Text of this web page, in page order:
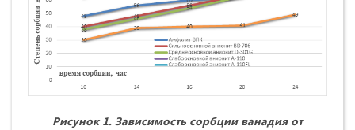
Рисунок 1. Зависимость сорбции ванадия от